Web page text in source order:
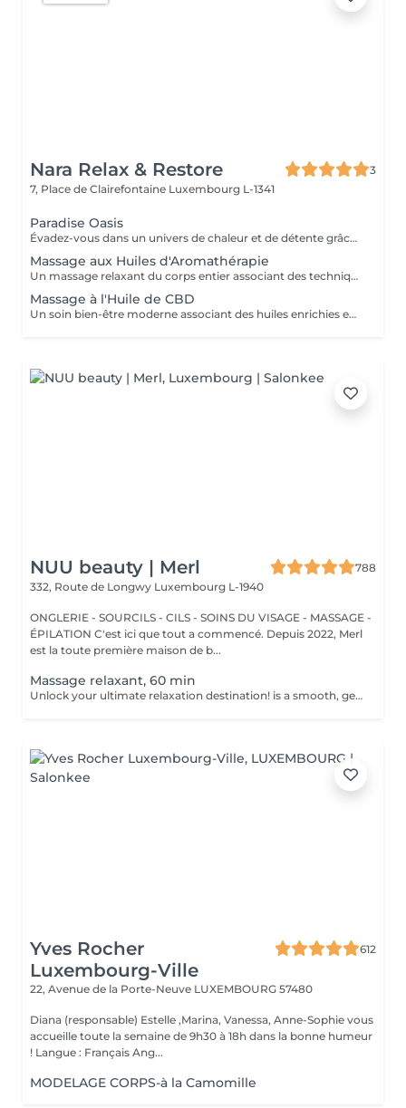
Nara Relax & Restore
3
7, Place de Clairefontaine Luxembourg L-1341
Paradise Oasis
Évadez-vous dans un univers de chaleur et de détente grâce à ce rituel bien-être luxueux. Associant un Massage aux Pierres Chaudes de 90 minutes à une Réflexologie Plantaire Thaïlandaise de 30 minutes, ce forfait aide à relâcher les tensions profondes, stimuler la circulation et rétablir l'équilibre du corps. Comprend : Massage aux Pierres Chaudes 90 min Réflexologie Plantaire Thaïlandaise 30 min
Massage aux Huiles d'Aromathérapie
Un massage relaxant du corps entier associant des techniques de massage douces à une sélection d'huiles essentielles aromatiques. Les parfums apaisants et les mouvements fluides aident à relâcher les tensions musculaires, réduire le stress, apaiser l'esprit et favoriser un profond sentiment de bien-être.
Massage à l'Huile de CBD
Un soin bien-être moderne associant des huiles enrichies en CBD de qualité à des techniques de massage relaxantes. Idéal pour celles et ceux qui souhaitent s'accorder une pause loin du rythme effréné du quotidien, ce soin aide à détendre les muscles et procure une agréable sensation de confort physique.
NUU beauty | Merl
788
332, Route de Longwy Luxembourg L-1940
ONGLERIE - SOURCILS - CILS - SOINS DU VISAGE - MASSAGE -
ÉPILATION C'est ici que tout a commencé. Depuis 2022, Merl
est la toute première maison de b...
Massage relaxant, 60 min
Unlock your ultimate relaxation destination! is a smooth, gentle treatment that relieves muscular tension, increases circulation, and promotes a general sense of relaxation. Benefits of getting a relaxing massage: - improves sleep - reduce stress - eases muscle tension How is a relaxing massage done? - head and neck are massaged - shoulders and back are massaged - hands and arms are massaged - feet and legs are massaged - belly is massaged Age restrictions: there are no age restrictions for this procedure. Post procedure recommendations: do not do sport and any sharp movements 2-3 hours after the procedure. Frequency: 1-2 times per week, 10 times in total. Repeat once in 3-6 months.
Yves Rocher
Luxembourg-Ville
612
22, Avenue de la Porte-Neuve LUXEMBOURG 57480
Diana (responsable) Estelle ,Marina, Vanessa, Anne-Sophie vous
accueille toute la semaine de 9h30 à 18h dans la bonne humeur
! Langue : Français Ang...
MODELAGE CORPS-à la Camomille